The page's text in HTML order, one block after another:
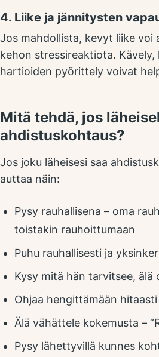
4. Liike ja jännitysten
Jos mahdollista, kevyt liike voi
kehon stressireaktiota. Kävely,
hartioiden pyörittely voivat
Mitä tehdä, jos
ahdistuskohtaus?
Jos joku läheisesi saa
auttaa näin:
Pysy rauhallisena – oma
toistakin rauhoittumaan
Puhu rauhallisesti ja
Kysy mitä hän tarvitsee, älä
Ohjaa hengittämään
Älä vähättele kokemusta –
Pysy lähettyvillä kunnes